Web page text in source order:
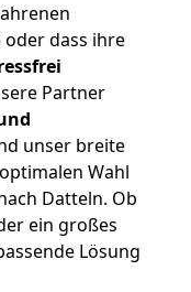
dass ihre
Partner
unser breite
Wahl
Datteln. Ob
ein großes
Lösung